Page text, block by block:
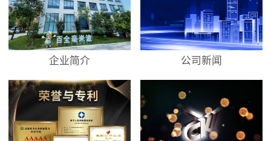
企业简介 公司新闻